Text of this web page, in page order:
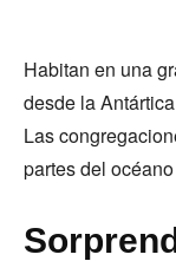
Habitan en una
desde la
Las
partes del